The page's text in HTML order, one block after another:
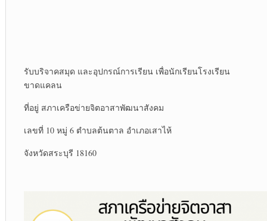
รับบริจาคสมุด และอุปกรณ์การเรียน เพื่อนักเรียนโรงเรียน
ขาดแคลน
ที่อยู่ สภาเครือข่ายจิตอาสาพัฒนาสังคม
เลขที่ 10 หมู่ 6 ตำบลต้นตาล อำเภอเสาไห้
จังหวัดสระบุรี 18160